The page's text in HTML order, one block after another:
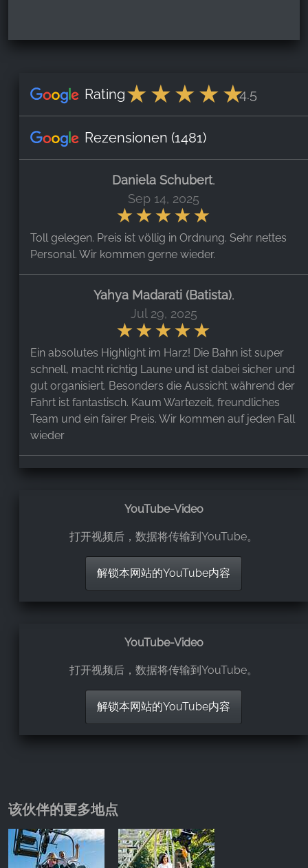
Rating 4.5
Rezensionen (1481)
Daniela Schubert,
Sep 14, 2025
Toll gelegen. Preis ist völlig in Ordnung. Sehr nettes
Personal. Wir kommen gerne wieder.
Yahya Madarati (batista),
Jul 29, 2025
Ein absolutes Highlight im Harz! Die Bahn ist super
schnell, macht richtig Laune und ist dabei sicher und
gut organisiert. Besonders die Aussicht während der
Fahrt ist fantastisch. Kaum Wartezeit, freundliches
Team und ein fairer Preis. Wir kommen auf jeden Fall
wieder
Spaß für große und kleine Gäste. Mit 4€ pro Fahrt für
lange Wartezeit am Wochenende. Kann mit
vorstellen, dass es in der Woche besser ist. Hat Spaß
gemacht
Stehe,
Hat richtig Spaß gemacht. Der Preis mit 4€ völlig in
Ordnung. Sofern man es unter 150 Kilogramm
YouTube-Video
打开视频后，数据将传输到YouTube。
解锁本网站的YouTube内容
YouTube-Video
打开视频后，数据将传输到YouTube。
解锁本网站的YouTube内容
该伙伴的更多地点